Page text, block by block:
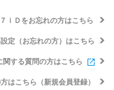
７ｉＤをお忘れの方はこちら
定（お忘れの方）はこちら
関する質問の方はこちら
はこちら（新規会員登録）